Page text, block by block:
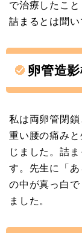
で治療したこ
詰まるとは聞い
卵管造
私は両卵管閉鎖
重い腰の痛み
じました。詰
す。先生に「
の中が真っ白
ました。